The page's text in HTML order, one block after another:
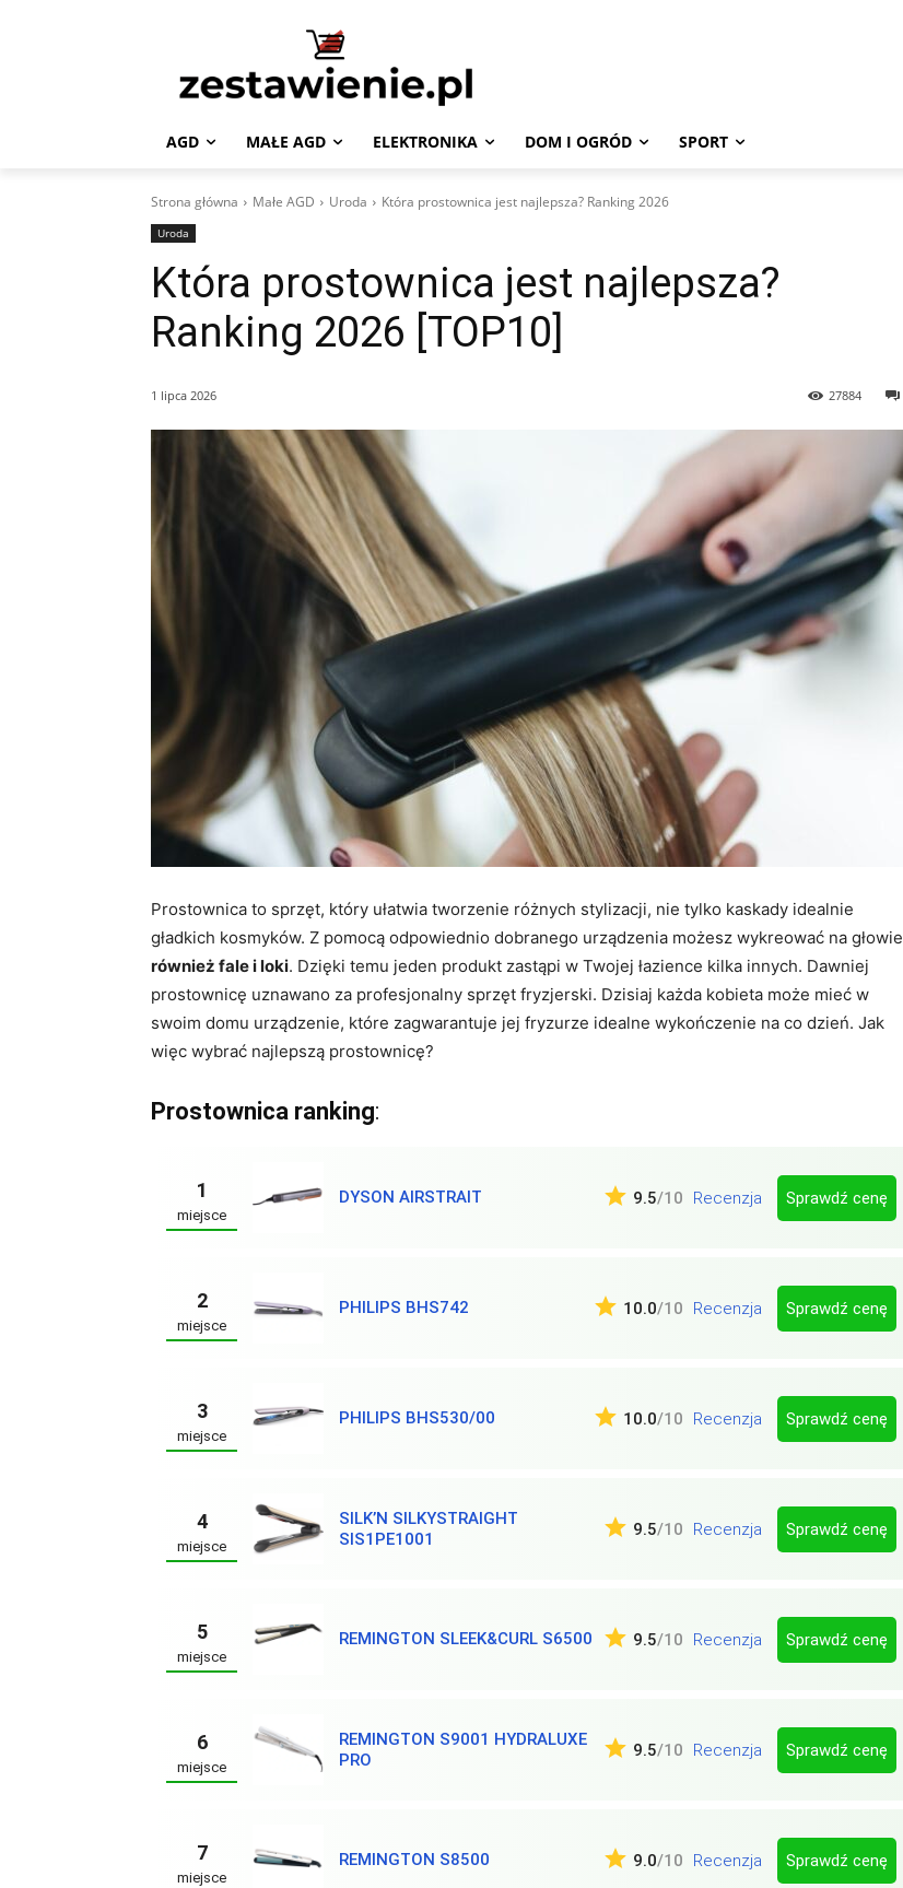
AGD MAŁE AGD ELEKTRONIKA DOM I OGRÓD SPORT
Strona główna Małe AGD Uroda Która prostownica jest najlepsza? Ranking 2026
Uroda
Która prostownica jest najlepsza?
Ranking 2026 [TOP10]
1 lipca 2026 27884
Prostownica to sprzęt, który ułatwia tworzenie różnych stylizacji, nie tylko kaskady idealnie
gładkich kosmyków. Z pomocą odpowiednio dobranego urządzenia możesz wykreować na głowie
również fale i loki. Dzięki temu jeden produkt zastąpi w Twojej łazience kilka innych. Dawniej
prostownicę uznawano za profesjonalny sprzęt fryzjerski. Dzisiaj każda kobieta może mieć w
swoim domu urządzenie, które zagwarantuje jej fryzurze idealne wykończenie na co dzień. Jak
więc wybrać najlepszą prostownicę?
Prostownica ranking:
1
miejsce
DYSON AIRSTRAIT 9.5/10 Recenzja Sprawdź cenę
2
miejsce
PHILIPS BHS742 10.0/10 Recenzja Sprawdź cenę
3
miejsce
PHILIPS BHS530/00 10.0/10 Recenzja Sprawdź cenę
4
miejsce
SILK’N SILKYSTRAIGHT
SIS1PE1001
9.5/10 Recenzja Sprawdź cenę
5
miejsce
REMINGTON SLEEK&CURL S6500 9.5/10 Recenzja Sprawdź cenę
6
miejsce
REMINGTON S9001 HYDRALUXE
PRO
9.5/10 Recenzja Sprawdź cenę
7
miejsce
REMINGTON S8500 9.0/10 Recenzja Sprawdź cenę